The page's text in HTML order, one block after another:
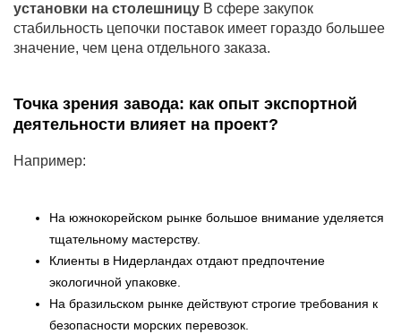
установки на столешницу В сфере закупок
стабильность цепочки поставок имеет гораздо большее
значение, чем цена отдельного заказа.
Точка зрения завода: как опыт экспортной
деятельности влияет на проект?
Например:
На южнокорейском рынке большое внимание уделяется
тщательному мастерству.
Клиенты в Нидерландах отдают предпочтение
экологичной упаковке.
На бразильском рынке действуют строгие требования к
безопасности морских перевозок.